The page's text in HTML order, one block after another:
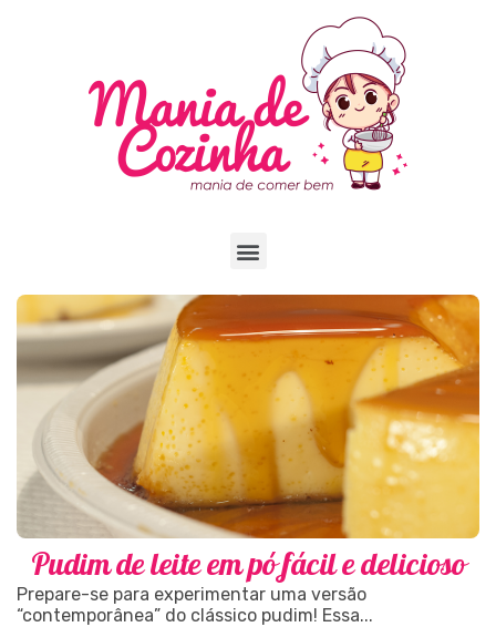
Pudim de leite em pó fácil e delicioso
Prepare-se para experimentar uma versão
“contemporânea” do clássico pudim! Essa...